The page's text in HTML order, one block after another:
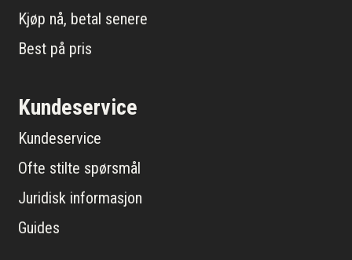
Kjøp nå, betal senere
Best på pris
Kundeservice
Kundeservice
Ofte stilte spørsmål
Juridisk informasjon
Guides